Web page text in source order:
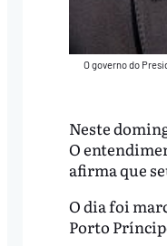
O governo do
Neste
O
afirma que
O dia foi
Porto